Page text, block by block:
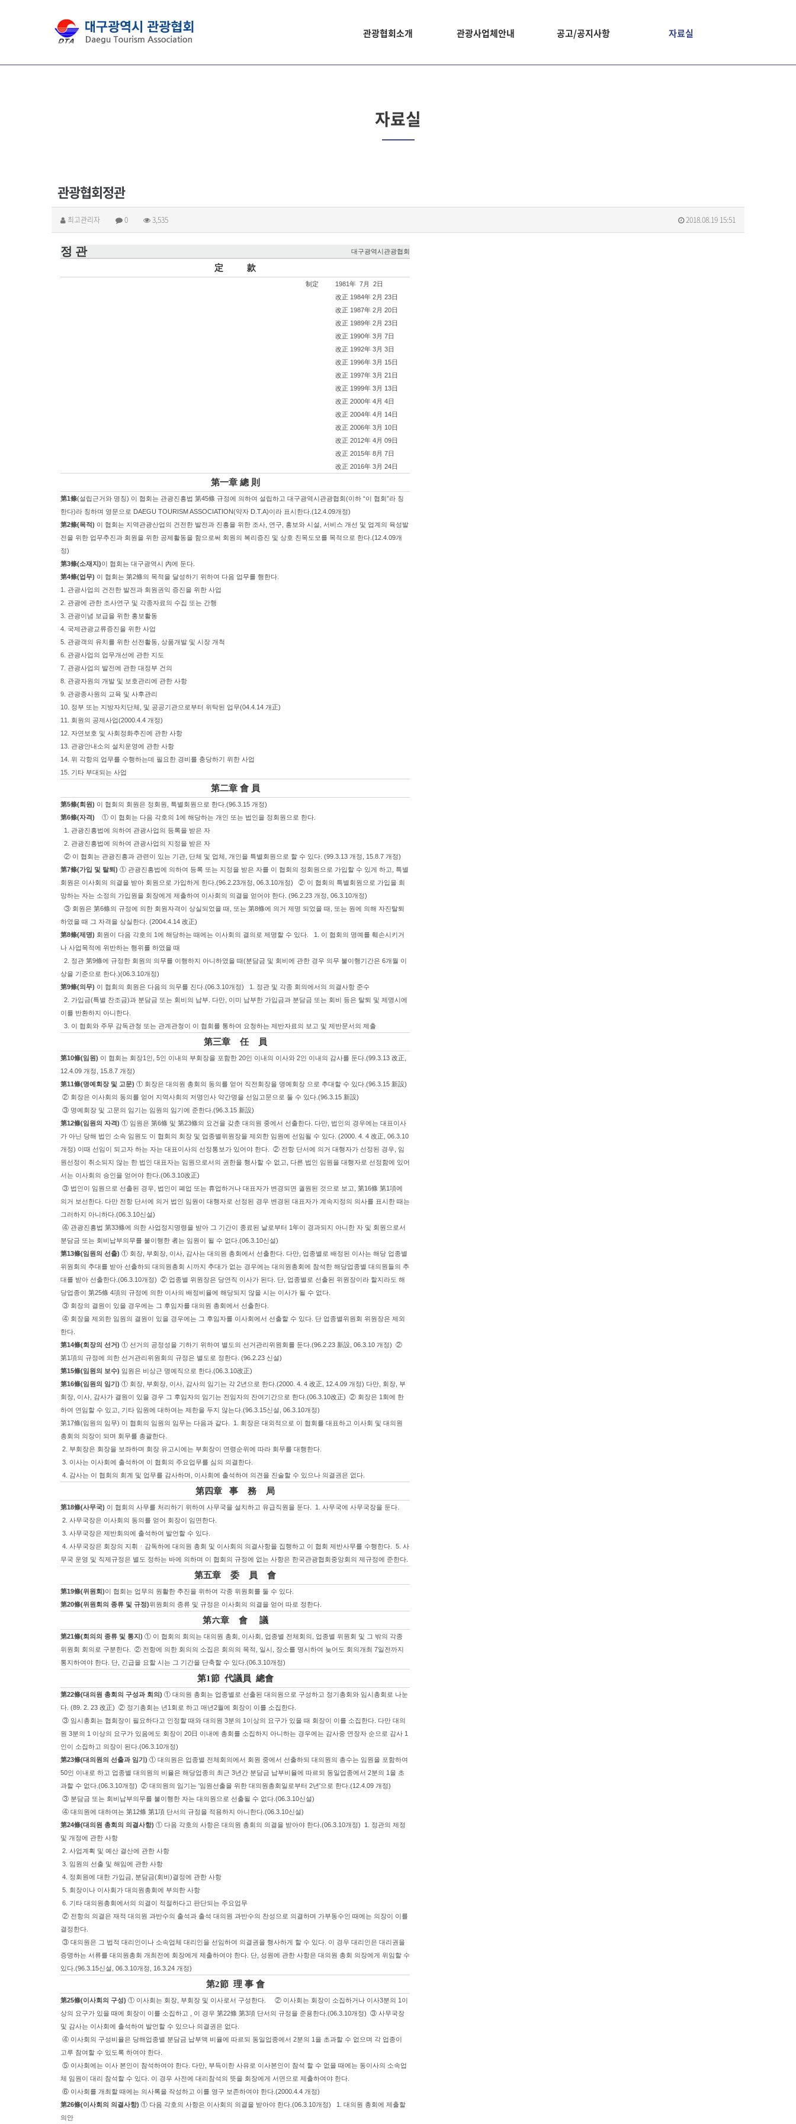
관광협회소개 관광사업체안내 공고/공지사항 자료실
자료실
관광협회정관
최고관리자 0 3,535 2018.08.19 15:51
정 관 대구광역시관광협회
定 款
制定
1981年 7月 2日
改正 1984年 2月 23日
改正 1987年 2月 20日
改正 1989年 2月 23日
改正 1990年 3月 7日
改正 1992年 3月 3日
改正 1996年 3月 15日
改正 1997年 3月 21日
改正 1999年 3月 13日
改正 2000年 4月 4日
改正 2004年 4月 14日
改正 2006年 3月 10日
改正 2012年 4月 09日
改正 2015年 8月 7日
改正 2016年 3月 24日
第一章 總 則
第1條(설립근거와 명칭) 이 협회는 관광진흥법 第45條 규정에 의하여 설립하고 대구광역시관광협회(이하 “이 협회”라 칭
한다)라 칭하며 영문으로 DAEGU TOURISM ASSOCIATION(약자 D.T.A)이라 표시한다.(12.4.09개정)
第2條(목적) 이 협회는 지역관광산업의 건전한 발전과 진흥을 위한 조사, 연구, 홍보와 시설, 서비스 개선 및 업계의 육성발
전을 위한 업무추진과 회원을 위한 공제활동을 함으로써 회원의 복리증진 및 상호 친목도모를 목적으로 한다.(12.4.09개
정)
第3條(소재지)이 협회는 대구광역시 內에 둔다.
第4條(업무) 이 협회는 第2條의 목적을 달성하기 위하여 다음 업무를 행한다.
1. 관광사업의 건전한 발전과 회원권익 증진을 위한 사업
2. 관광에 관한 조사연구 및 각종자료의 수집 또는 간행
3. 관광이념 보급을 위한 홍보활동
4. 국제관광교류증진을 위한 사업
5. 관광객의 유치를 위한 선전활동, 상품개발 및 시장 개척
6. 관광사업의 업무개선에 관한 지도
7. 관광사업의 발전에 관한 대정부 건의
8. 관광자원의 개발 및 보호관리에 관한 사항
9. 관광종사원의 교육 및 사후관리
10. 정부 또는 지방자치단체, 및 공공기관으로부터 위탁된 업무(04.4.14 개正)
11. 회원의 공제사업(2000.4.4 개정)
12. 자연보호 및 사회정화추진에 관한 사항
13. 관광안내소의 설치운영에 관한 사항
14. 위 각항의 업무를 수행하는데 필요한 경비를 충당하기 위한 사업
15. 기타 부대되는 사업
第二章 會 員
第5條(회원) 이 협회의 회원은 정회원, 특별회원으로 한다.(96.3.15 개정)
第6條(자격) ① 이 협회는 다음 각호의 1에 해당하는 개인 또는 법인을 정회원으로 한다.
1. 관광진흥법에 의하여 관광사업의 등록을 받은 자
2. 관광진흥법에 의하여 관광사업의 지정을 받은 자
② 이 협회는 관광진흥과 관련이 있는 기관, 단체 및 업체, 개인을 특별회원으로 할 수 있다. (99.3.13 개정, 15.8.7 개정)
第7條(가입 및 탈퇴) ① 관광진흥법에 의하여 등록 또는 지정을 받은 자를 이 협회의 정회원으로 가입할 수 있게 하고, 특별
회원은 이사회의 의결을 받아 회원으로 가입하게 한다.(96.2.23개정, 06.3.10개정) ② 이 협회의 특별회원으로 가입을 희
망하는 자는 소정의 가입원을 회장에게 제출하여 이사회의 의결을 얻어야 한다. (96.2.23 개정, 06.3.10개정)
③ 회원은 第6條의 규정에 의한 회원자격이 상실되었을 때, 또는 第8條에 의거 제명 되었을 때, 또는 원에 의해 자진탈퇴
하였을 때 그 자격을 상실한다. (2004.4.14 改正)
第8條(제명) 회원이 다음 각호의 1에 해당하는 때에는 이사회의 결의로 제명할 수 있다. 1. 이 협회의 명예를 훼손시키거
나 사업목적에 위반하는 행위를 하였을 때
2. 정관 第9條에 규정한 회원의 의무를 이행하지 아니하였을 때(분담금 및 회비에 관한 경우 의무 불이행기간은 6개월 이
상을 기준으로 한다.)(06.3.10개정)
第9條(의무) 이 협회의 회원은 다음의 의무를 진다.(06.3.10개정) 1. 정관 및 각종 회의에서의 의결사항 준수
2. 가입금(특별 찬조금)과 분담금 또는 회비의 납부. 다만, 이미 납부한 가입금과 분담금 또는 회비 등은 탈퇴 및 제명시에
이를 반환하지 아니한다.
3. 이 협회와 주무 감독관청 또는 관계관청이 이 협회를 통하여 요청하는 제반자료의 보고 및 제반문서의 제출
第三章 任 員
第10條(임원) 이 협회는 회장1인, 5인 이내의 부회장을 포함한 20인 이내의 이사와 2인 이내의 감사를 둔다.(99.3.13 改正,
12.4.09 개정, 15.8.7 개정)
第11條(명예회장 및 고문) ① 회장은 대의원 총회의 동의를 얻어 직전회장을 명예회장 으로 추대할 수 있다.(96.3.15 新設)
② 회장은 이사회의 동의를 얻어 지역사회의 저명인사 약간명을 선임고문으로 둘 수 있다.(96.3.15 新設)
③ 명예회장 및 고문의 임기는 임원의 임기에 준한다.(96.3.15 新設)
第12條(임원의 자격) ① 임원은 第6條 및 第23條의 요건을 갖춘 대의원 중에서 선출한다. 다만, 법인의 경우에는 대표이사
가 아닌 당해 법인 소속 임원도 이 협회의 회장 및 업종별위원장을 제외한 임원에 선임될 수 있다. (2000. 4. 4 改正, 06.3.10
개정) 이때 선임이 되고자 하는 자는 대표이사의 선정통보가 있어야 한다. ② 전항 단서에 의거 대행자가 선정된 경우, 임
원선정이 취소되지 않는 한 법인 대표자는 임원으로서의 권한을 행사할 수 없고, 다른 법인 임원을 대행자로 선정함에 있어
서는 이사회의 승인을 얻어야 한다.(06.3.10改正)
③ 법인이 임원으로 선출된 경우, 법인이 폐업 또는 휴업하거나 대표자가 변경되면 궐원된 것으로 보고, 第16條 第1項에
의거 보선한다. 다만 전항 단서에 의거 법인 임원이 대행자로 선정된 경우 변경된 대표자가 계속지정의 의사를 표시한 때는
그러하지 아니하다.(06.3.10신설)
④ 관광진흥법 第33條에 의한 사업정지명령을 받아 그 기간이 종료된 날로부터 1年이 경과되지 아니한 자 및 회원으로서
분담금 또는 회비납부의무를 불이행한 者는 임원이 될 수 없다.(06.3.10신설)
第13條(임원의 선출) ① 회장, 부회장, 이사, 감사는 대의원 총회에서 선출한다. 다만, 업종별로 배정된 이사는 해당 업종별
위원회의 추대를 받아 선출하되 대의원총회 시까지 추대가 없는 경우에는 대의원총회에 참석한 해당업종별 대의원들의 추
대를 받아 선출한다.(06.3.10개정) ② 업종별 위원장은 당연직 이사가 된다. 단, 업종별로 선출된 위원장이라 할지라도 해
당업종이 第25條 4項의 규정에 의한 이사의 배정비율에 해당되지 않을 시는 이사가 될 수 없다.
③ 회장의 결원이 있을 경우에는 그 후임자를 대의원 총회에서 선출한다.
④ 회장을 제외한 임원의 결원이 있을 경우에는 그 후임자를 이사회에서 선출할 수 있다. 단 업종별위원회 위원장은 제외
한다.
第14條(회장의 선거) ① 선거의 공정성을 기하기 위하여 별도의 선거관리위원회를 둔다.(96.2.23 新設, 06.3.10 개정) ②
第1項의 규정에 의한 선거관리위원회의 규정은 별도로 정한다. (96.2.23 신설)
第15條(임원의 보수) 임원은 비상근 명예직으로 한다.(06.3.10改正)
第16條(임원의 임기) ① 회장, 부회장, 이사, 감사의 임기는 각 2년으로 한다.(2000. 4. 4 改正, 12.4.09 개정) 다만, 회장, 부
회장, 이사, 감사가 결원이 있을 경우 그 후임자의 임기는 전임자의 잔여기간으로 한다.(06.3.10改正) ② 회장은 1회에 한
하여 연임할 수 있고, 기타 임원에 대하여는 제한을 두지 않는다.(96.3.15신설, 06.3.10개정)
第17條(임원의 임무) 이 협회의 임원의 임무는 다음과 같다. 1. 회장은 대외적으로 이 협회를 대표하고 이사회 및 대의원
총회의 의장이 되며 회무를 총괄한다.
2. 부회장은 회장을 보좌하며 회장 유고시에는 부회장이 연령순위에 따라 회무를 대행한다.
3. 이사는 이사회에 출석하여 이 협회의 주요업무를 심의 의결한다.
4. 감사는 이 협회의 회계 및 업무를 감사하며, 이사회에 출석하여 의견을 진술할 수 있으나 의결권은 없다.
第四章 事 務 局
第18條(사무국) 이 협회의 사무를 처리하기 위하여 사무국을 설치하고 유급직원을 둔다. 1. 사무국에 사무국장을 둔다.
2. 사무국장은 이사회의 동의를 얻어 회장이 임면한다.
3. 사무국장은 제반회의에 출석하여 발언할 수 있다.
4. 사무국장은 회장의 지휘ㆍ감독하에 대의원 총회 및 이사회의 의결사항을 집행하고 이 협회 제반사무를 수행한다. 5. 사
무국 운영 및 직제규정은 별도 정하는 바에 의하며 이 협회의 규정에 없는 사항은 한국관광협회중앙회의 제규정에 준한다.
第五章 委 員 會
第19條(위원회)이 협회는 업무의 원활한 추진을 위하여 각종 위원회를 둘 수 있다.
第20條(위원회의 종류 및 규정)위원회의 종류 및 규정은 이사회의 의결을 얻어 따로 정한다.
第六章 會 議
第21條(회의의 종류 및 통지) ① 이 협회의 회의는 대의원 총회, 이사회, 업종별 전체회의, 업종별 위원회 및 그 밖의 각종
위원회 회의로 구분한다. ② 전항에 의한 회의의 소집은 회의의 목적, 일시, 장소를 명시하여 늦어도 회의개최 7일전까지
통지하여야 한다. 단, 긴급을 요할 시는 그 기간을 단축할 수 있다.(06.3.10개정)
第1節 代議員 總會
第22條(대의원 총회의 구성과 회의) ① 대의원 총회는 업종별로 선출된 대의원으로 구성하고 정기총회와 임시총회로 나눈
다. (89. 2. 23 改正) ② 정기총회는 년1회로 하고 매년2월에 회장이 이를 소집한다.
③ 임시총회는 협회장이 필요하다고 인정할 때와 대의원 3분의 1이상의 요구가 있을 때 회장이 이를 소집한다. 다만 대의
원 3분의 1 이상의 요구가 있음에도 회장이 20日 이내에 총회를 소집하지 아니하는 경우에는 감사중 연장자 순으로 감사 1
인이 소집하고 의장이 된다.(06.3.10개정)
第23條(대의원의 선출과 임기) ① 대의원은 업종별 전체회의에서 회원 중에서 선출하되 대의원의 총수는 임원을 포함하여
50인 이내로 하고 업종별 대의원의 비율은 해당업종의 최근 3년간 분담금 납부비율에 따르되 동일업종에서 2분의 1을 초
과할 수 없다.(06.3.10개정) ② 대의원의 임기는 '임원선출을 위한 대의원총회일로부터 2년'으로 한다.(12.4.09 개정)
③ 분담금 또는 회비납부의무를 불이행한 자는 대의원으로 선출될 수 없다.(06.3.10신설)
④ 대의원에 대하여는 第12條 第1項 단서의 규정을 적용하지 아니한다.(06.3.10신설)
第24條(대의원 총회의 의결사항) ① 다음 각호의 사항은 대의원 총회의 의결을 받아야 한다.(06.3.10개정) 1. 정관의 제정
및 개정에 관한 사항
2. 사업계획 및 예산 결산에 관한 사항
3. 임원의 선출 및 해임에 관한 사항
4. 정회원에 대한 가입금, 분담금(회비)결정에 관한 사항
5. 회장이나 이사회가 대의원총회에 부의한 사항
6. 기타 대의원총회에서의 의결이 적절하다고 판단되는 주요업무
② 전항의 의결은 재적 대의원 과반수의 출석과 출석 대의원 과반수의 찬성으로 의결하며 가부동수인 때에는 의장이 이를
결정한다.
③ 대의원은 그 법적 대리인이나 소속업체 대리인을 선임하여 의결권을 행사하게 할 수 있다. 이 경우 대리인은 대리권을
증명하는 서류를 대의원총회 개최전에 회장에게 제출하여야 한다. 단, 성원에 관한 사항은 대의원 총회 의장에게 위임할 수
있다.(96.3.15신설, 06.3.10개정, 16.3.24 개정)
第2節 理 事 會
第25條(이사회의 구성) ① 이사회는 회장, 부회장 및 이사로서 구성한다. ② 이사회는 회장이 소집하거나 이사3분의 1이
상의 요구가 있을 때에 회장이 이를 소집하고 , 이 경우 第22條 第3項 단서의 규정을 준용한다.(06.3.10개정) ③ 사무국장
및 감사는 이사회에 출석하여 발언할 수 있으나 의결권은 없다.
④ 이사회의 구성비율은 당해업종별 분담금 납부액 비율에 따르되 동일업종에서 2분의 1을 초과할 수 없으며 각 업종이
고루 참여할 수 있도록 하여야 한다.
⑤ 이사회에는 이사 본인이 참석하여야 한다. 다만, 부득이한 사유로 이사본인이 참석 할 수 없을 때에는 동이사의 소속업
체 임원이 대리 참석할 수 있다. 이 경우 사전에 대리참석의 뜻을 회장에게 서면으로 제출하여야 한다.
⑥ 이사회를 개최할 때에는 의사록을 작성하고 이를 영구 보존하여야 한다.(2000.4.4 개정)
第26條(이사회의 의결사항) ① 다음 각호의 사항은 이사회의 의결을 받아야 한다.(06.3.10개정) 1. 대의원 총회에 제출할
의안